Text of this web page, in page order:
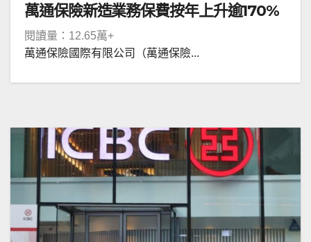
萬通保險新造業務保費按年上升逾170%
閱讀量：12.65萬+
萬通保險國際有限公司（萬通保險...